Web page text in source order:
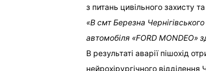
з питань цивільного захисту
«В смт Березна
автомобіля «FORD MONDEO»
В результаті аварії пішохід
нейрохірургічного відділення